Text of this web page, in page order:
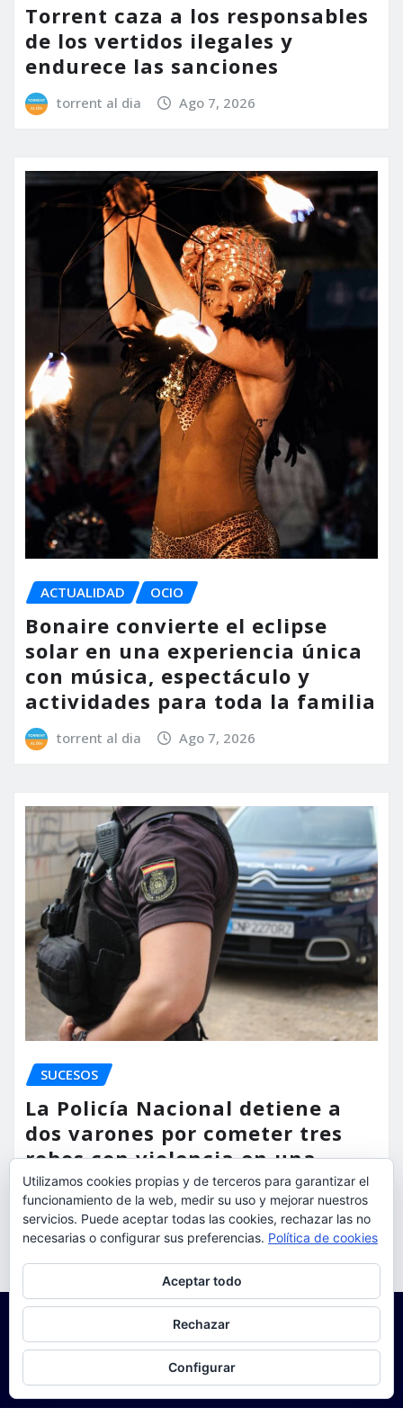
Torrent caza a los responsables
de los vertidos ilegales y
endurece las sanciones
torrent al dia Ago 7, 2026
ACTUALIDAD OCIO
Bonaire convierte el eclipse
solar en una experiencia única
con música, espectáculo y
actividades para toda la familia
torrent al dia Ago 7, 2026
SUCESOS
La Policía Nacional detiene a
dos varones por cometer tres
robos con violencia en una
misma mañana
torrent al dia Ago 7, 2026
Utilizamos cookies propias y de terceros para garantizar el
funcionamiento de la web, medir su uso y mejorar nuestros
servicios. Puede aceptar todas las cookies, rechazar las no
necesarias o configurar sus preferencias. Política de cookies
Aceptar todo
Rechazar
Configurar
Para obtener más información, incluido cómo gestionar las cookies,